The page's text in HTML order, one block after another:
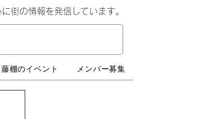
街の情報を発信しています。
藤棚のイベント メンバー募集